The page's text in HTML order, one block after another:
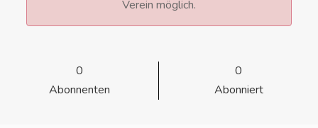
Verein möglich.
0
Abonnenten
0
Abonniert